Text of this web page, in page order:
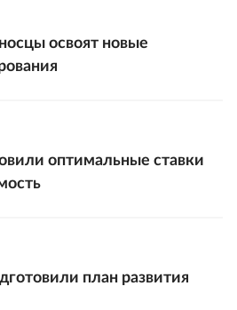
освоят новые
оптимальные ставки
план развития